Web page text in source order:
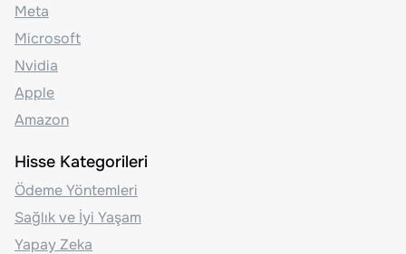
Meta
Microsoft
Nvidia
Apple
Amazon
Hisse Kategorileri
Ödeme Yöntemleri
Sağlık ve İyi Yaşam
Yapay Zeka